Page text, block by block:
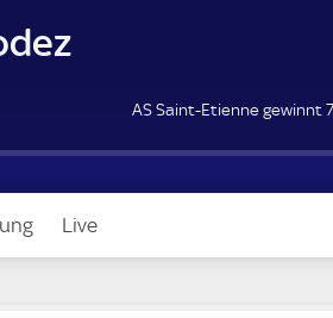
AS Saint-Etienne gewinnt
Live